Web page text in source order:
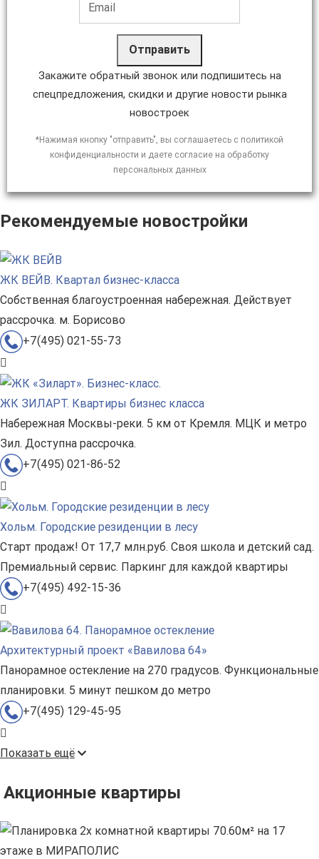
Отправить
Закажите обратный звонок или подпишитесь на
спецпредложения, скидки и другие новости рынка
новостроек
*Нажимая кнопку "отправить", вы соглашаетесь с политикой
конфиденциальности и даете согласие на обработку
персональных данных
Рекомендуемые новостройки
ЖК ВЕЙВ. Квартал бизнес-класса
Собственная благоустроенная набережная. Действует
рассрочка. м. Борисово
+7(495) 021-55-73
ЖК ЗИЛАРТ. Квартиры бизнес класса
Набережная Москвы-реки. 5 км от Кремля. МЦК и метро
Зил. Доступна рассрочка.
+7(495) 021-86-52
Хольм. Городские резиденции в лесу
Старт продаж! От 17,7 млн.руб. Своя школа и детский сад.
Премиальный сервис. Паркинг для каждой квартиры
+7(495) 492-15-36
Архитектурный проект «Вавилова 64»
Панорамное остекление на 270 градусов. Функциональные
планировки. 5 минут пешком до метро
+7(495) 129-45-95
Показать ещё
Акционные квартиры